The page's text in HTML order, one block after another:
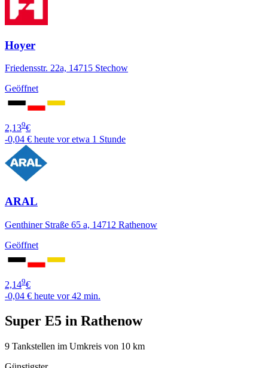
Hoyer
Friedensstr. 22a, 14715 Stechow
Geöffnet
2,139€
-0,04 € heute vor etwa 1 Stunde
ARAL
Genthiner Straße 65 a, 14712 Rathenow
Geöffnet
2,149€
-0,04 € heute vor 42 min.
Super E5 in Rathenow
9 Tankstellen im Umkreis von 10 km